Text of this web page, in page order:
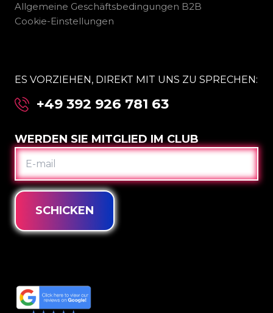
Allgemeine Geschäftsbedingungen B2B
Cookie-Einstellungen
ES VORZIEHEN, DIREKT MIT UNS ZU SPRECHEN:
+49 392 926 781 63
WERDEN SIE MITGLIED IM CLUB
E-
MAIL
SCHICKEN